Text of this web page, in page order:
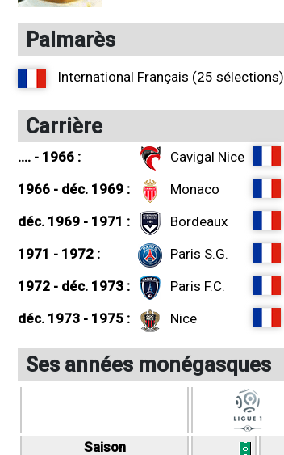
Palmarès
International Français (25 sélections)
Carrière
.... - 1966 :
Cavigal Nice
1966 - déc. 1969 :
Monaco
déc. 1969 - 1971 :
Bordeaux
1971 - 1972 :
Paris S.G.
1972 - déc. 1973 :
Paris F.C.
déc. 1973 - 1975 :
Nice
Ses années monégasques
Saison